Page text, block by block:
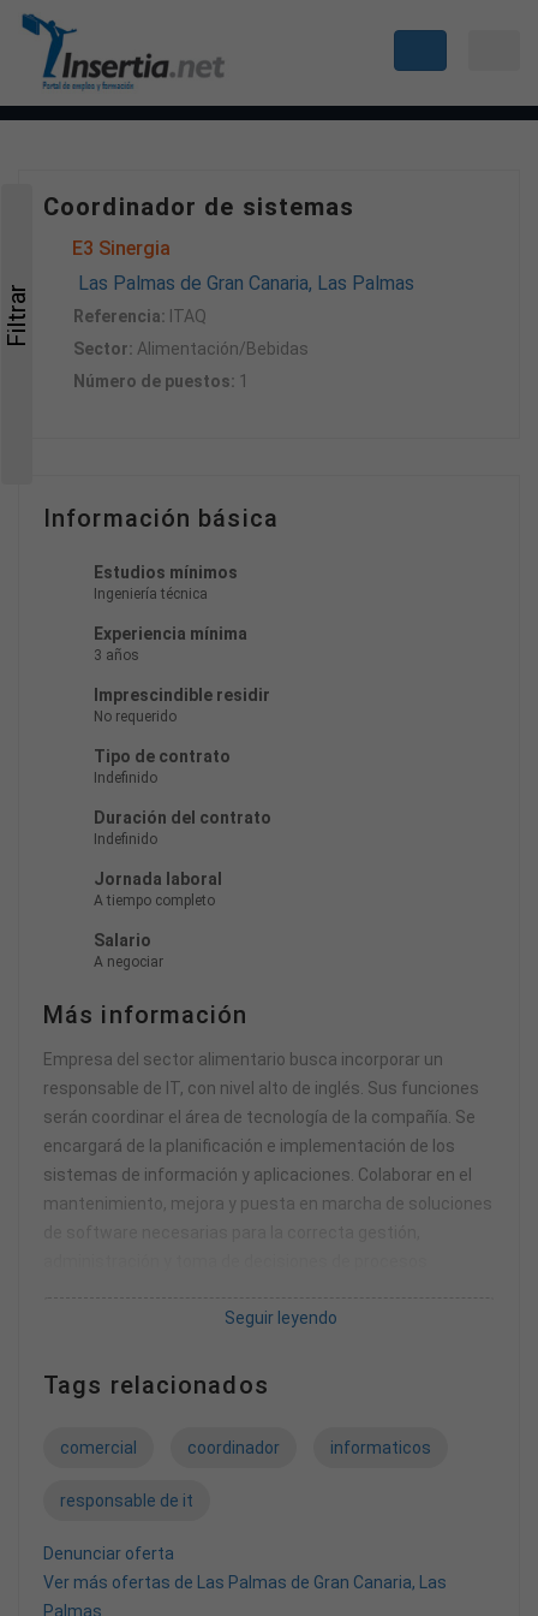
Coordinador de sistemas
E3 Sinergia
Las Palmas de Gran Canaria, Las Palmas
Referencia: ITAQ
Sector: Alimentación/Bebidas
Número de puestos: 1
Información básica
Estudios mínimos
Ingeniería técnica
Experiencia mínima
3 años
Imprescindible residir
No requerido
Tipo de contrato
Indefinido
Duración del contrato
Indefinido
Jornada laboral
A tiempo completo
Salario
A negociar
Más información
Empresa del sector alimentario busca incorporar un
responsable de IT, con nivel alto de inglés. Sus funciones
serán coordinar el área de tecnología de la compañía. Se
encargará de la planificación e implementación de los
sistemas de información y aplicaciones. Colaborar en el
mantenimiento, mejora y puesta en marcha de soluciones
IT, las soluciones de software necesarias para la correcta
de trabajo totalmente automatizados y optimizados.
Entender los problemas de negocio y los retos de
información a la que la organización se enfrenta
diariamente determinando qué flujos pueden ser
Seguir leyendo
Tags relacionados
comercial coordinador informaticos
responsable de it
Denunciar oferta
Ver más ofertas de Las Palmas de Gran Canaria, Las
Palmas
Filtrar